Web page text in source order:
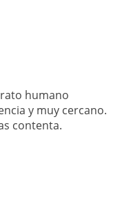
humano
y muy cercano.
contenta.